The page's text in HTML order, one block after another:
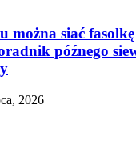
można siać
późnego
2026